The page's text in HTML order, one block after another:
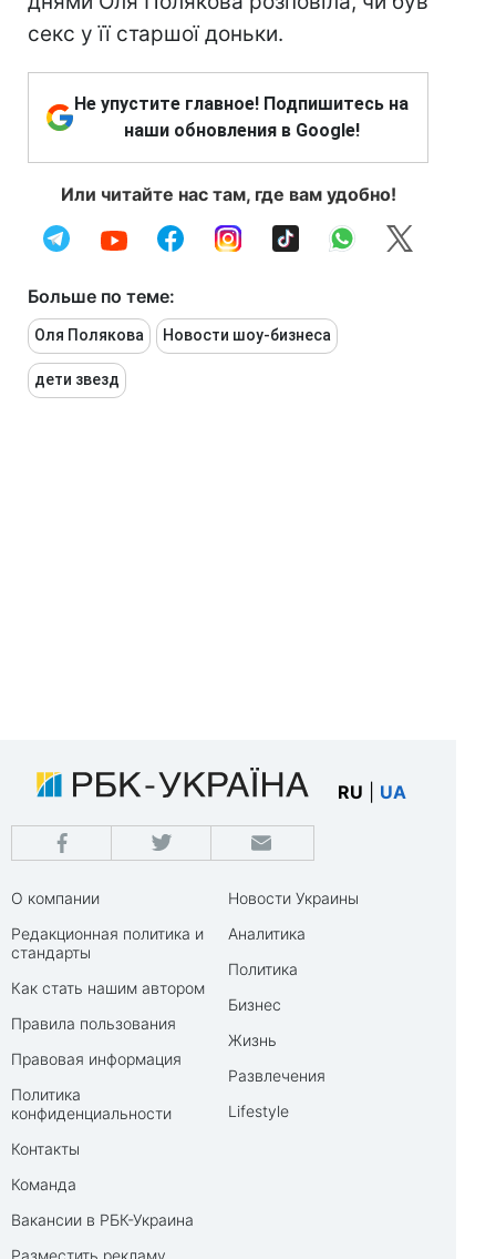
секс у її старшої доньки.
Не упустите главное! Подпишитесь на
наши обновления в Google!
Или читайте нас там, где вам удобно!
Больше по теме:
Оля Полякова Новости шоу-бизнеса
дети звезд
RU UA
О компании
Редакционная политика и
стандарты
Как стать нашим автором
Правила пользования
Правовая информация
Политика
конфиденциальности
Контакты
Команда
Вакансии в РБК-Украина
Разместить рекламу
Новости Украины
Аналитика
Политика
Бизнес
Жизнь
Развлечения
Lifestyle